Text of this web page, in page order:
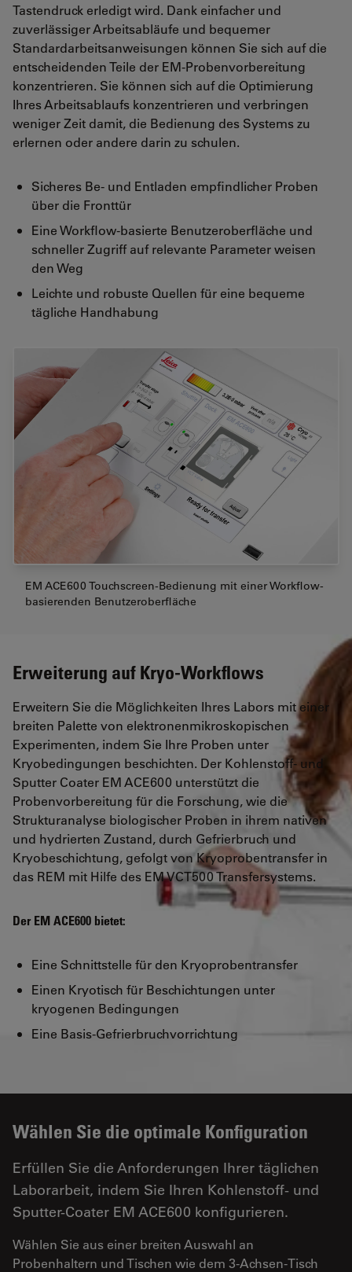
Tastendruck erledigt wird. Dank einfacher und
zuverlässiger Arbeitsabläufe und bequemer
Standardarbeitsanweisungen können Sie sich auf die
entscheidenden Teile der EM-Probenvorbereitung
konzentrieren. Sie können sich auf die Optimierung
Ihres Arbeitsablaufs konzentrieren und verbringen
weniger Zeit damit, die Bedienung des Systems zu
erlernen oder andere darin zu schulen.
Sicheres Be- und Entladen empfindlicher Proben
über die Fronttür
Eine Workflow-basierte Benutzeroberfläche und
schneller Zugriff auf relevante Parameter weisen
den Weg
Leichte und robuste Quellen für eine bequeme
tägliche Handhabung
EM ACE600 Touchscreen-Bedienung mit einer Workflow-
basierenden Benutzeroberfläche
Erweiterung auf Kryo-Workflows
Erweitern Sie die Möglichkeiten Ihres Labors mit einer
breiten Palette von elektronenmikroskopischen
Experimenten, indem Sie Ihre Proben unter
Kryobedingungen beschichten. Der Kohlenstoff- und
Sputter Coater EM ACE600 unterstützt die
Probenvorbereitung für die Forschung, wie die
Strukturanalyse biologischer Proben in ihrem nativen
und hydrierten Zustand, durch Gefrierbruch und
Kryobeschichtung, gefolgt von Kryoprobentransfer in
das REM mit Hilfe des EM VCT500 Transfersystems.
Der EM ACE600 bietet:
Eine Schnittstelle für den Kryoprobentransfer
Einen Kryotisch für Beschichtungen unter
kryogenen Bedingungen
Eine Basis-Gefrierbruchvorrichtung
Wählen Sie die optimale Konfiguration
Erfüllen Sie die Anforderungen Ihrer täglichen
Laborarbeit, indem Sie Ihren Kohlenstoff- und
Sputter-Coater EM ACE600 konfigurieren.
Wählen Sie aus einer breiten Auswahl an
Probenhaltern und Tischen wie dem 3-Achsen-Tisch